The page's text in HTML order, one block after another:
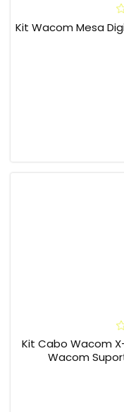
Kit Wacom Mesa
Kit Cabo Wacom
Wacom